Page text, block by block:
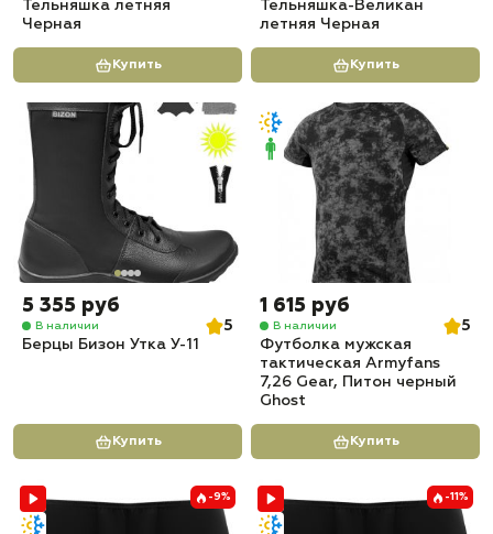
Тельняшка летняя
Черная
Купить
Тельняшка-Великан
летняя Черная
Купить
5 355 руб
В наличии
5
Берцы Бизон Утка У-11
Купить
1 615 руб
В наличии
5
Футболка мужская
тактическая Armyfans
7,26 Gear, Питон черный
Ghost
Купить
-9% -11%